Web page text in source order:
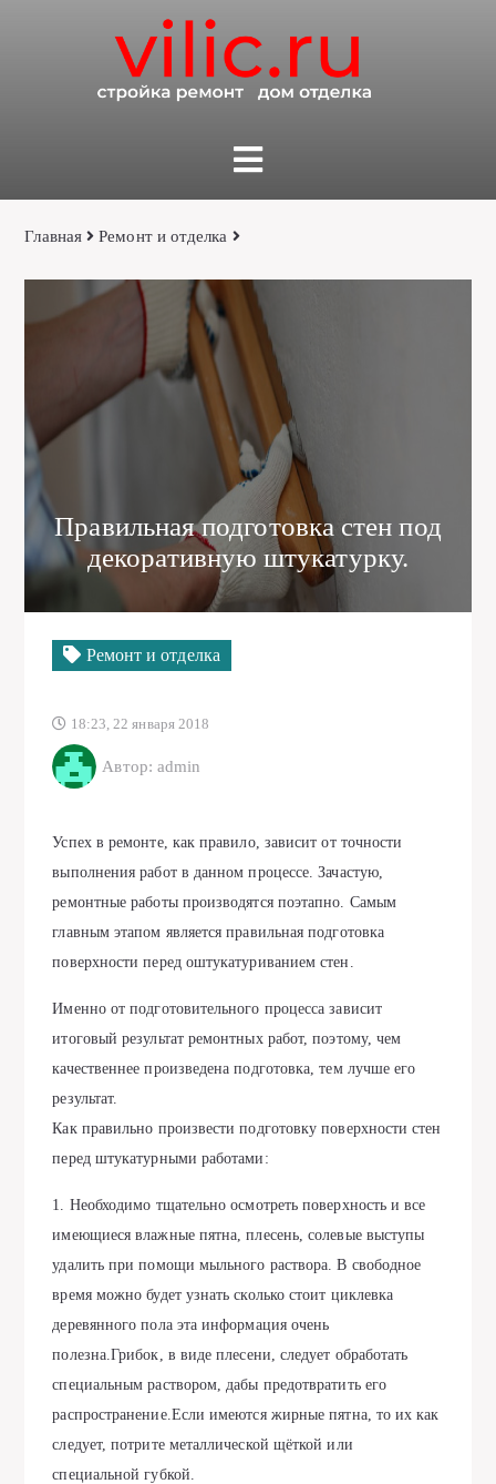
Главная Ремонт и отделка
Правильная подготовка стен под
декоративную штукатурку.
Ремонт и отделка
18:23, 22 января 2018
Автор: admin
Успех в ремонте, как правило, зависит от точности
выполнения работ в данном процессе. Зачастую,
ремонтные работы производятся поэтапно. Самым
главным этапом является правильная подготовка
поверхности перед оштукатуриванием стен.
Именно от подготовительного процесса зависит
итоговый результат ремонтных работ, поэтому, чем
качественнее произведена подготовка, тем лучше его
результат.
Как правильно произвести подготовку поверхности стен
перед штукатурными работами:
1. Необходимо тщательно осмотреть поверхность и все
имеющиеся влажные пятна, плесень, солевые выступы
удалить при помощи мыльного раствора. В свободное
время можно будет узнать сколько стоит циклевка
деревянного пола эта информация очень
полезна.Грибок, в виде плесени, следует обработать
специальным раствором, дабы предотвратить его
распространение.Если имеются жирные пятна, то их как
следует, потрите металлической щёткой или
специальной губкой.